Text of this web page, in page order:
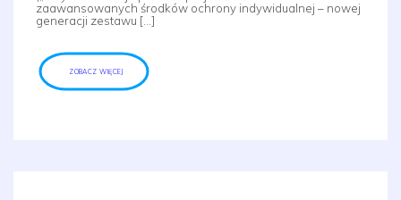
zaawansowanych środków ochrony indywidualnej – nowej
generacji zestawu […]
ZOBACZ WIĘCEJ